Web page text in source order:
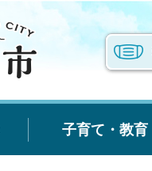
子育て・教育